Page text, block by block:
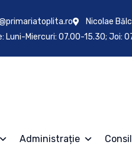
Nicolae
Luni-Miercuri: 07.00-15.30; Joi:
Administrație